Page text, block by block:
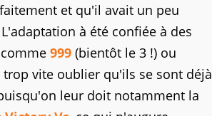
et qu'il avait un peu
à été confiée à des
999 (bientôt le 3 !) ou
vite oublier qu'ils se sont déjà
leur doit notamment la